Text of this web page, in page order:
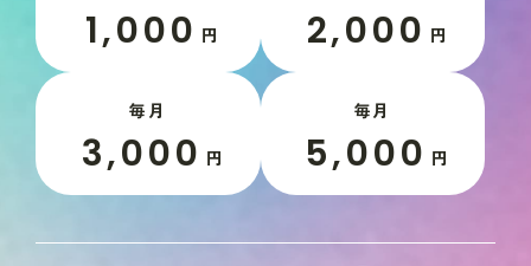
1,000 円 2,000 円
毎月
3,000 円
毎月
5,000 円